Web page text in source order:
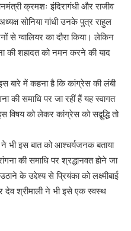
क्रमशः इंदिरागंधी और राजीव
सोनिया गांधी उनके पुत्र राहुल
से ग्वालियर का दौरा किया। लेकिन
की शहादत को नमन करने की याद
बारे में कहना है कि कांग्रेस की लंबी
की समाधि पर जा रहीं हैं यह स्वागत
को लेकर कांग्रेस को सद्बुद्धि तो
भी इस बात को आश्चर्यजनक बताया
की समाधि पर श्रद्धानवत होने जा
के उद्देश्य से प्रियंका को लक्ष्मीबाई
देव श्रीमाली ने भी इसे एक स्वस्थ